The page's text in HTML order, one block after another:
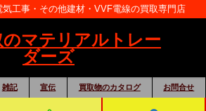
工事・その他建材・VVF電線の買取専門店
のマテリアルトレー
ダーズ
雑記 宣伝 買取物のカタログ お問合せ